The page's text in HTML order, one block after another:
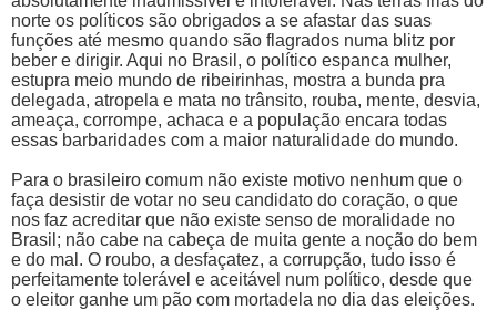
norte os políticos são obrigados a se afastar das suas
funções até mesmo quando são flagrados numa blitz por
beber e dirigir. Aqui no Brasil, o político espanca mulher,
estupra meio mundo de ribeirinhas, mostra a bunda pra
delegada, atropela e mata no trânsito, rouba, mente, desvia,
ameaça, corrompe, achaca e a população encara todas
essas barbaridades com a maior naturalidade do mundo.
Para o brasileiro comum não existe motivo nenhum que o
faça desistir de votar no seu candidato do coração, o que
nos faz acreditar que não existe senso de moralidade no
Brasil; não cabe na cabeça de muita gente a noção do bem
e do mal. O roubo, a desfaçatez, a corrupção, tudo isso é
perfeitamente tolerável e aceitável num político, desde que
o eleitor ganhe um pão com mortadela no dia das eleições.